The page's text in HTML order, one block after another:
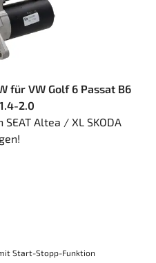
für VW Golf 6 Passat B6
2.0
Altea / XL SKODA
Start-Stopp-Funktion